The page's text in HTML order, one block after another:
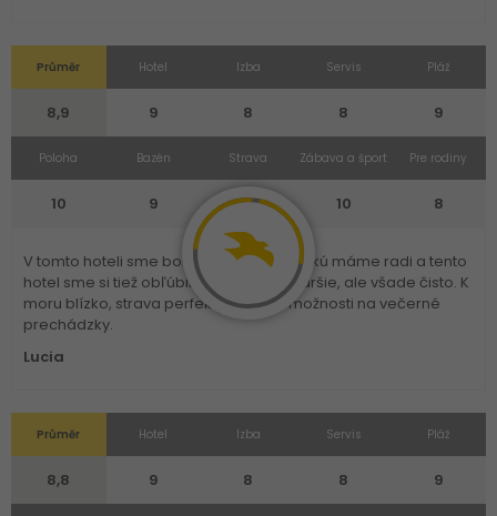
Průměr
8,9
Hotel
9
Izba
8
Servis
8
Pláž
9
Poloha
10
Bazén
9
Strava
9
Zábava a šport
10
Pre rodiny
8
V tomto hoteli sme boli už trikrát. Makarskú máme radi a tento
hotel sme si tiež obľúbili. Izby sú síce staršie, ale všade čisto. K
moru blízko, strava perfektná a veľa možnosti na večerné
prechádzky.
Lucia
Průměr
8,8
Hotel
9
Izba
8
Servis
8
Pláž
9